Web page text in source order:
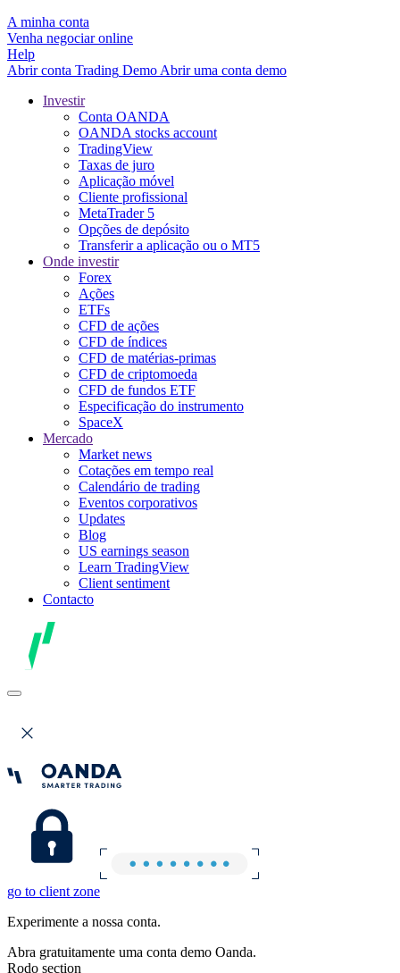
A minha conta
Venha negociar online
Help
Abrir conta Trading Demo Abrir uma conta demo
Investir
Conta OANDA
OANDA stocks account
TradingView
Taxas de juro
Aplicação móvel
Cliente profissional
MetaTrader 5
Opções de depósito
Transferir a aplicação ou o MT5
Onde investir
Forex
Ações
ETFs
CFD de ações
CFD de índices
CFD de matérias-primas
CFD de criptomoeda
CFD de fundos ETF
Especificação do instrumento
SpaceX
Mercado
Market news
Cotações em tempo real
Calendário de trading
Eventos corporativos
Updates
Blog
US earnings season
Learn TradingView
Client sentiment
Contacto
go to client zone
Experimente a nossa conta.
Abra gratuitamente uma conta demo Oanda.
Rodo section